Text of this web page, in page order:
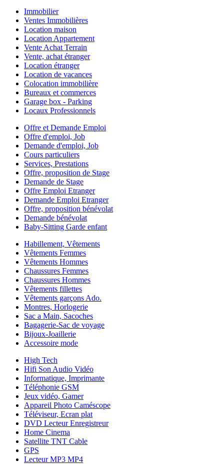
Immobilier
Ventes Immobilières
Location maison
Location Appartement
Vente Achat Terrain
Vente, achat étranger
Location étranger
Location de vacances
Colocation immobilière
Bureaux et commerces
Garage box - Parking
Locaux Professionnels
Offre et Demande Emploi
Offre d'emploi, Job
Demande d'emploi, Job
Cours particuliers
Services, Prestations
Offre, proposition de Stage
Demande de Stage
Offre Emploi Etranger
Demande Emploi Etranger
Offre, proposition bénévolat
Demande bénévolat
Baby-Sitting Garde enfant
Habillement, Vêtements
Vêtements Femmes
Vêtements Hommes
Chaussures Femmes
Chaussures Hommes
Vêtements fillettes
Vêtements garçons Ado.
Montres, Horlogerie
Sac a Main, Sacoches
Bagagerie-Sac de voyage
Bijoux-Joaillerie
Accessoire mode
High Tech
Hifi Son Audio Vidéo
Informatique, Imprimante
Téléphonie GSM
Jeux vidéo, Gamer
Appareil Photo Caméscope
Téléviseur, Ecran plat
DVD Lecteur Enregistreur
Home Cinema
Satellite TNT Cable
GPS
Lecteur MP3 MP4